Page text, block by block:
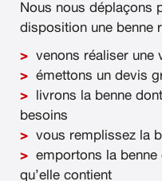
Nous nous déplaçons
disposition une benne
venons réaliser une
émettons un devis
livrons la benne
besoins
vous remplissez la
emportons la
qu’elle contient